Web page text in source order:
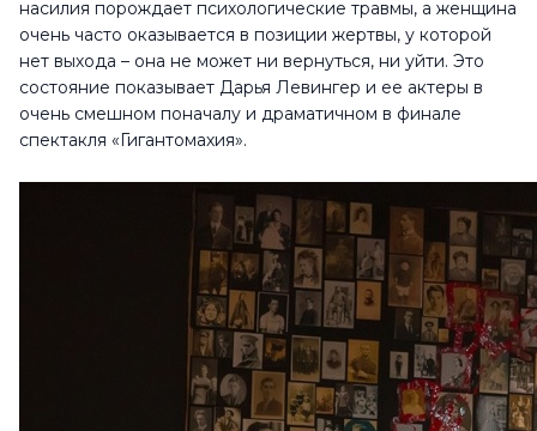
насилия порождает психологические травмы, а женщина
очень часто оказывается в позиции жертвы, у которой
нет выхода – она не может ни вернуться, ни уйти. Это
состояние показывает Дарья Левингер и ее актеры в
очень смешном поначалу и драматичном в финале
спектакля «Гигантомахия».